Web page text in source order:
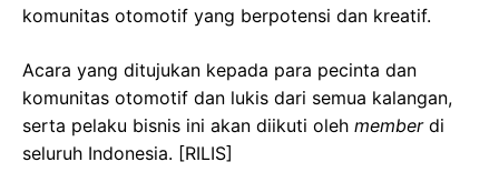
komunitas otomotif yang berpotensi dan kreatif.
Acara yang ditujukan kepada para pecinta dan
komunitas otomotif dan lukis dari semua kalangan,
serta pelaku bisnis ini akan diikuti oleh memberdi
seluruh Indonesia. [RILIS]